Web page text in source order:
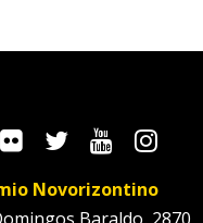
Novorizontino